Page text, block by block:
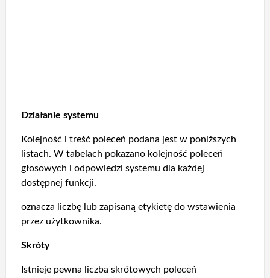
Działanie systemu
Kolejność i treść poleceń podana jest w poniższych
listach. W tabelach pokazano kolejność poleceń
głosowych i odpowiedzi systemu dla każdej
dostępnej funkcji.
oznacza liczbę lub zapisaną etykietę do wstawienia
przez użytkownika.
Skróty
Istnieje pewna liczba skrótowych poleceń